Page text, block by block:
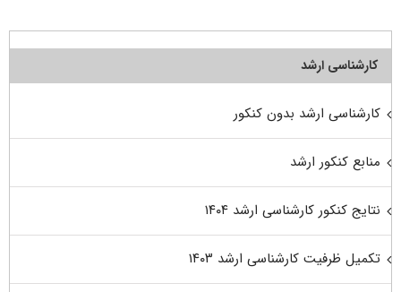
کارشناسی ارشد
کارشناسی ارشد بدون کنکور
منابع کنکور ارشد
نتایج کنکور کارشناسی ارشد ۱۴۰۴
تکمیل ظرفیت کارشناسی ارشد ۱۴۰۳